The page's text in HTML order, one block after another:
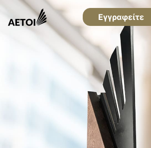
Εγγραφείτε